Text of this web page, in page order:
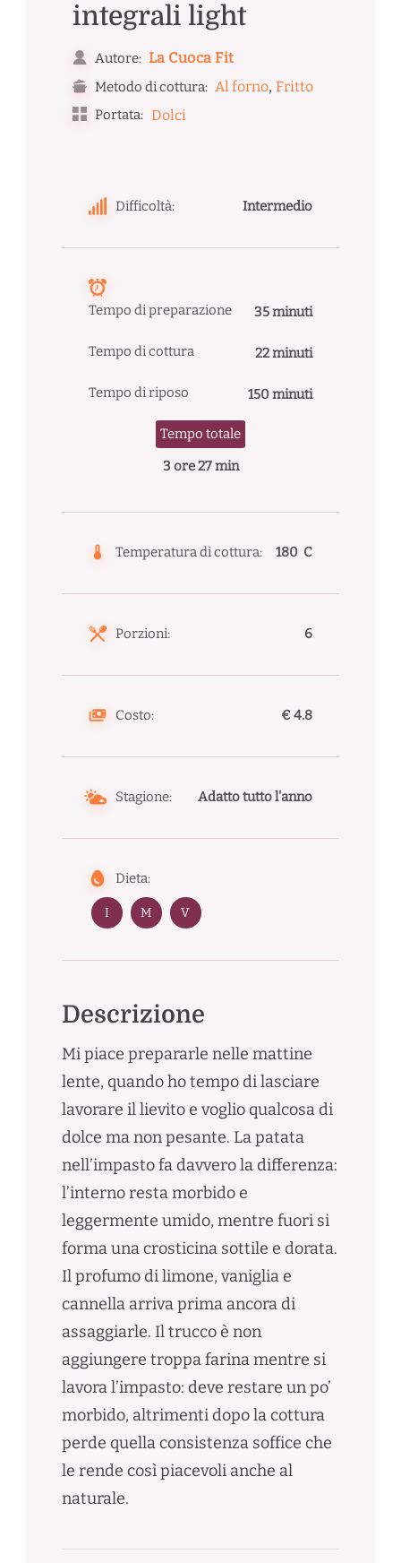
integrali light
Autore: La Cuoca Fit
Metodo di cottura: Al forno, Fritto
Portata: Dolci
Difficoltà: Intermedio
Tempo di preparazione 35 minuti
Tempo di cottura 22 minuti
Tempo di riposo 150 minuti
Tempo totale
3 ore 27 min
Temperatura di cottura: 180 C
Porzioni: 6
Costo: € 4.8
Stagione: Adatto tutto l'anno
Dieta:
I M V
Descrizione
Mi piace prepararle nelle mattine
lente, quando ho tempo di lasciare
lavorare il lievito e voglio qualcosa di
dolce ma non pesante. La patata
nell’impasto fa davvero la differenza:
l’interno resta morbido e
leggermente umido, mentre fuori si
forma una crosticina sottile e dorata.
Il profumo di limone, vaniglia e
cannella arriva prima ancora di
assaggiarle. Il trucco è non
aggiungere troppa farina mentre si
lavora l’impasto: deve restare un po’
morbido, altrimenti dopo la cottura
perde quella consistenza soffice che
le rende così piacevoli anche al
naturale.